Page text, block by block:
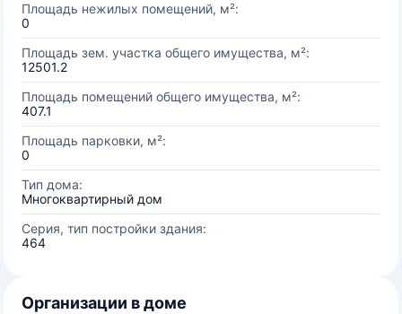
Площадь нежилых помещений, м²:
0
Площадь зем. участка общего имущества, м²:
12501.2
Площадь помещений общего имущества, м²:
407.1
Площадь парковки, м²:
0
Тип дома:
Многоквартирный дом
Серия, тип постройки здания:
464
Организации в доме